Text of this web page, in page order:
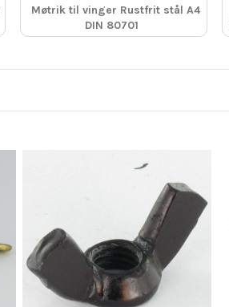
Møtrik til vinger Rustfrit stål A4
DIN 80701